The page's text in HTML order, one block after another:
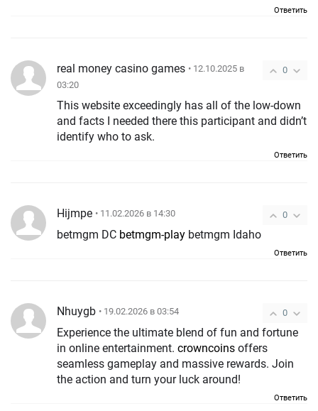
Ответить
0
real money casino games • 12.10.2025 в
03:20
This website exceedingly has all of the low-down
and facts I needed there this participant and didn’t
identify who to ask.
Ответить
0
Hijmpe • 11.02.2026 в 14:30
betmgm DC betmgm-play betmgm Idaho
Ответить
0
Nhuygb • 19.02.2026 в 03:54
Experience the ultimate blend of fun and fortune
in online entertainment. crowncoins offers
seamless gameplay and massive rewards. Join
the action and turn your luck around!
Ответить